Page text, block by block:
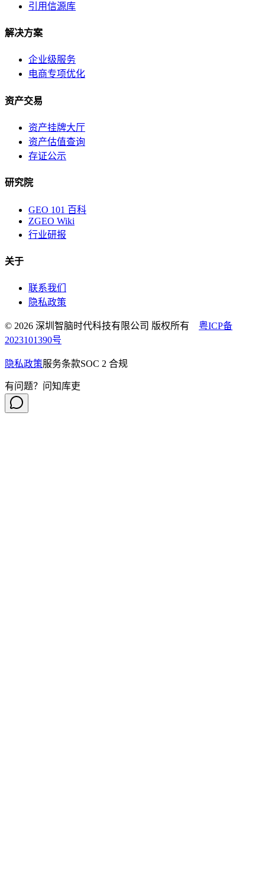
引用信源库
解决方案
企业级服务
电商专项优化
资产交易
资产挂牌大厅
资产估值查询
存证公示
研究院
GEO 101 百科
ZGEO Wiki
行业研报
关于
联系我们
隐私政策
© 2026 深圳智脑时代科技有限公司 版权所有 粤ICP备
2023101390号
隐私政策服务条款SOC 2 合规
有问题？问知库吏